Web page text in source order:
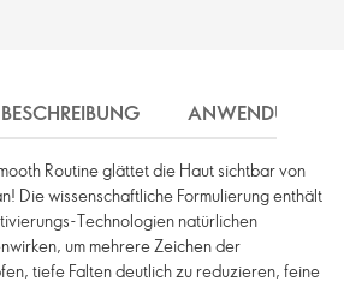
BESCHREIBUNG ANWENDUNG
Routine glättet die Haut sichtbar von
Die wissenschaftliche Formulierung enthält
Technologien natürlichen
um mehrere Zeichen der
tiefe Falten deutlich zu reduzieren, feine